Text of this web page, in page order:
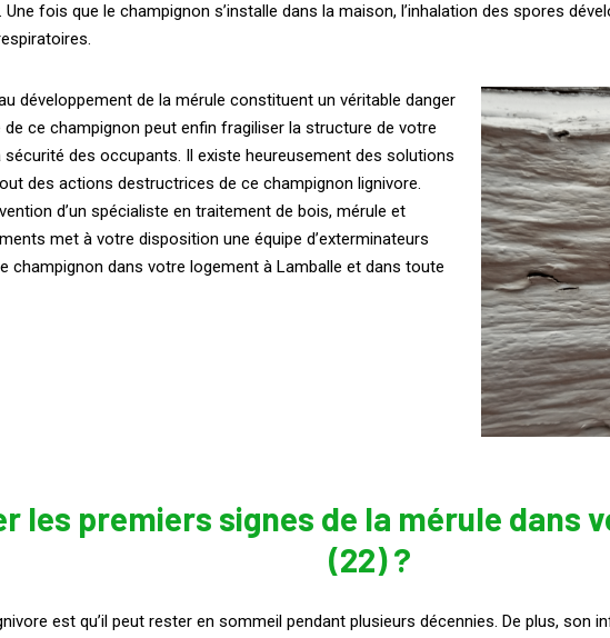
fois que le champignon s’installe dans la maison, l’inhalation des spores
développement de la mérule constituent un véritable danger
ce champignon peut enfin fragiliser la structure de votre
sécurité des occupants. Il existe heureusement des solutions
des actions destructrices de ce champignon lignivore.
d’un spécialiste en traitement de bois, mérule et
met à votre disposition une équipe d’exterminateurs
champignon dans votre logement à Lamballe et dans toute
les premiers signes de la mérule dans
(22) ?
est qu’il peut rester en sommeil pendant plusieurs décennies. De plus,